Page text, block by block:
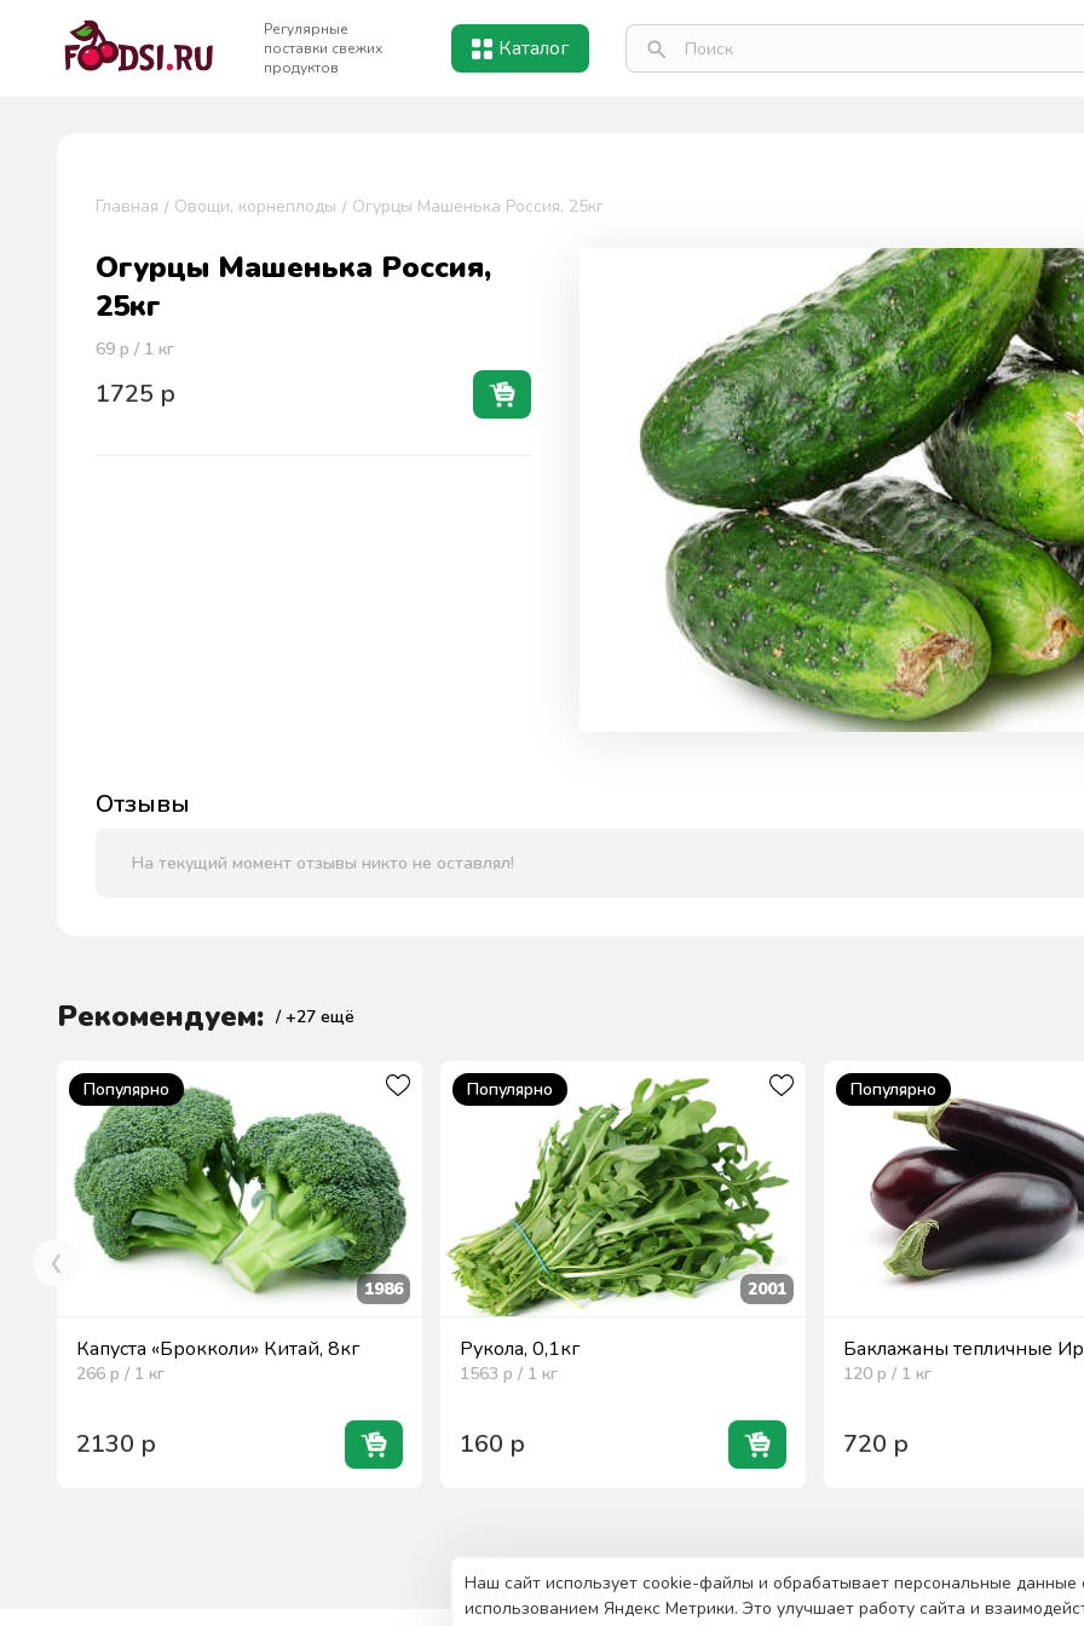
Регулярные
поставки свежих
продуктов
Каталог
Главная Овощи, корнеплоды Огурцы Машенька Россия, 25кг
Огурцы Машенька Россия,
25кг
69 р / 1 кг
1725 р
Отзывы
На текущий момент отзывы никто не оставлял!
Рекомендуем: / +27 ещё
Популярно
1986
Капуста «Брокколи» Китай, 8кг
266 р / 1 кг
2130 р
Популярно
2001
Рукола, 0,1кг
1563 р / 1 кг
160 р
Популярно
Баклажаны тепличные
120 р / 1 кг
720 р
Наш сайт использует cookie-файлы и обрабатывает персональные данные
использованием Яндекс Метрики. Это улучшает работу сайта и